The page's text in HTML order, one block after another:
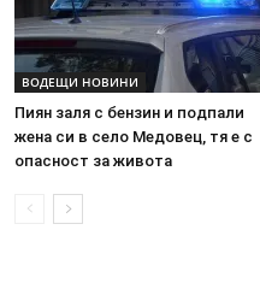
ВОДЕЩИ НОВИНИ
Пиян заля с бензин и подпали
жена си в село Медовец, тя е с
опасност за живота